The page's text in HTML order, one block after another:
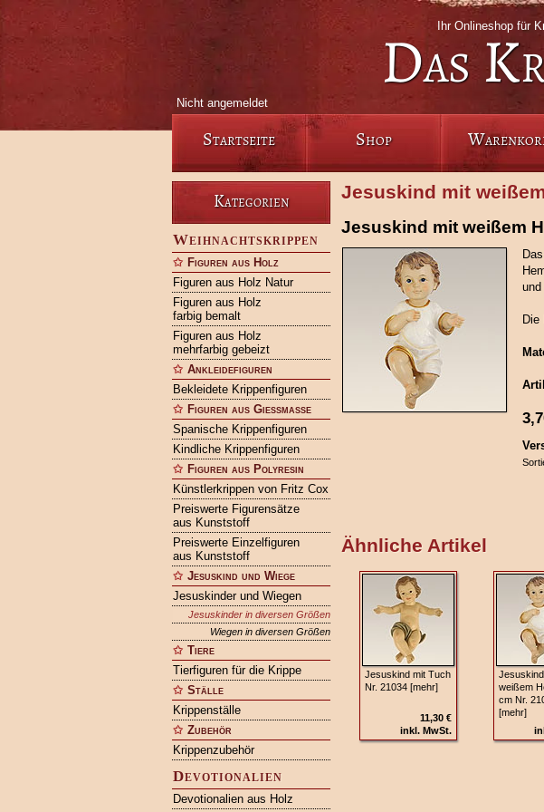
Ihr Onlineshop für
Das
Nicht angemeldet
Startseite Shop
Kategorien
Weihnachtskrippen
Figuren aus Holz
Figuren aus Holz Natur
Figuren aus Holz
farbig bemalt
Figuren aus Holz
mehrfarbig gebeizt
Ankleidefiguren
Bekleidete Krippenfiguren
Figuren aus Gießmasse
Spanische Krippenfiguren
Kindliche Krippenfiguren
Figuren aus Polyresin
Künstlerkrippen von Fritz Cox
Preiswerte Figurensätze
aus Kunststoff
Preiswerte Einzelfiguren
aus Kunststoff
Jesuskind und Wiege
Jesuskinder und Wiegen
Jesuskinder in diversen Größen
Wiegen in diversen Größen
Tiere
Tierfiguren für die Krippe
Ställe
Krippenställe
Zubehör
Krippenzubehör
Devotionalien
Devotionalien aus Holz
Jesuskind mit
Jesuskind mit weißem
Die
Ähnliche Artikel
Jesuskind mit Tuch
Nr. 21034 [mehr]
11,30 €
inkl. MwSt.
weißem
cm Nr.
[mehr]